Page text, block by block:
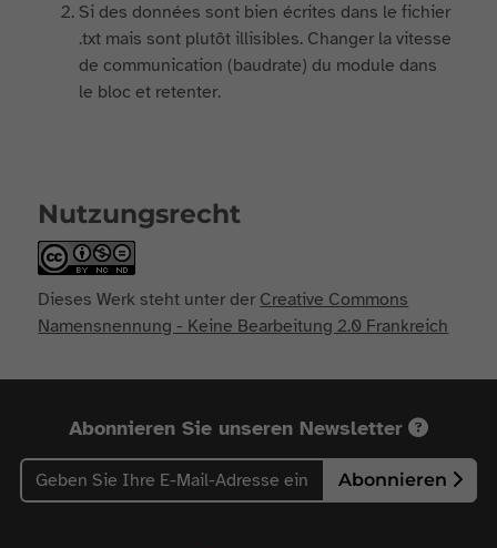
Si des données sont bien écrites dans le fichier
.txt mais sont plutôt illisibles. Changer la vitesse
de communication (baudrate) du module dans
le bloc et retenter.
Nutzungsrecht
Dieses Werk steht unter der Creative Commons
Namensnennung - Keine Bearbeitung 2.0 Frankreich
Abonnieren Sie unseren Newsletter
Abonnieren